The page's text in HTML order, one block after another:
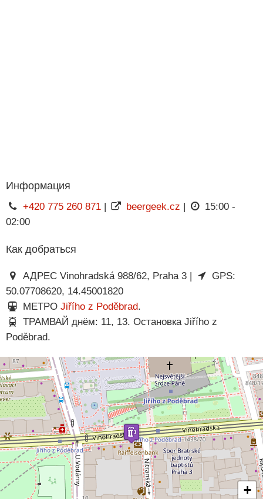
Информация
+420 775 260 871| beergeek.cz |
15:00 -
02:00
Как добраться
АДРЕС Vinohradská 988/62, Praha 3 |
GPS:
50.07708620, 14.45001820
МЕТРО Jiřího z Poděbrad.
ТРАМВАЙ днём: 11, 13. Остановка Jiřího z
Poděbrad.
+